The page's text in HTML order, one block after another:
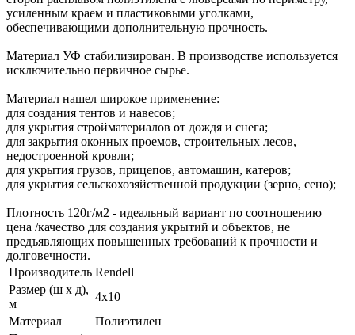
усиленным краем и пластиковыми уголками,
обеспечивающими дополнительную прочность.
Материал УФ стабилизирован. В производстве используется
исключительно первичное сырье.
Материал нашел широкое применение:
для создания тентов и навесов;
для укрытия стройматериалов от дождя и снега;
для закрытия оконных проемов, строительных лесов,
недостроенной кровли;
для укрытия грузов, прицепов, автомашин, катеров;
для укрытия сельскохозяйственной продукции (зерно, сено);
Плотность 120г/м2 - идеальный вариант по соотношению
цена /качество для создания укрытий и объектов, не
предъявляющих повышенных требований к прочности и
долговечности.
Производитель Rendell
Размер (ш х д),
м
4х10
Материал
Полиэтилен